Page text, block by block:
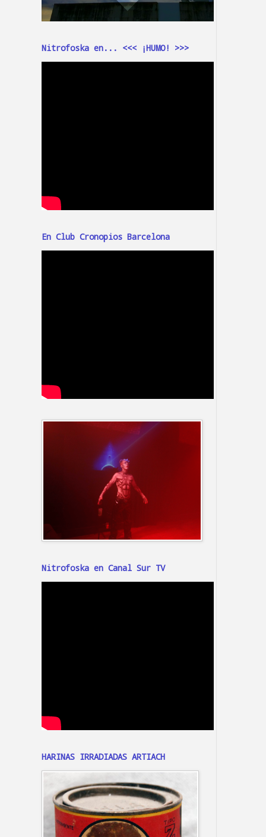
Nitrofoska en... <<< ¡HUMO! >>>
En Club Cronopios Barcelona
Nitrofoska en Canal Sur TV
HARINAS IRRADIADAS ARTIACH